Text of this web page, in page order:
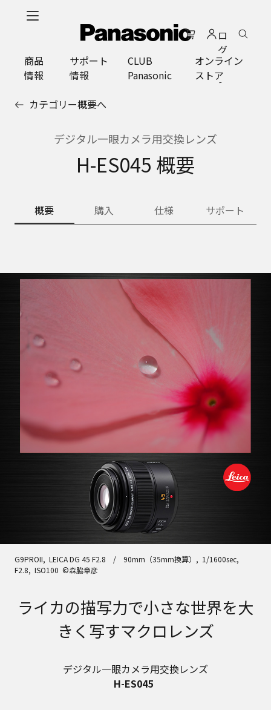
ロ
グ
イ
ン
商品
情報
サポート
情報
CLUB
Panasonic
オンライン
ストア
カテゴリー概要へ
デジタル一眼カメラ用交換レンズ
H-ES045 概要
概要 購入 仕様 サポート
G9PROII, LEICA DG 45 F2.8 / 90mm（35mm換算）, 1/1600sec,
F2.8, ISO100 ©森脇章彦
ライカの描写力で小さな世界を大
きく写すマクロレンズ
デジタル一眼カメラ用交換レンズ
H-ES045